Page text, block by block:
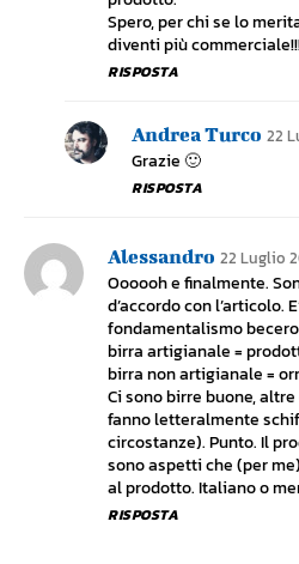
Spero, per chi se lo
diventi più
RISPOSTA
Andrea Turco 22
Grazie 🙂
RISPOSTA
Alessandro 22 Luglio
Oooooh e finalmente.
d’accordo con l’articolo.
fondamentalismo
birra artigianale =
birra non artigianale =
Ci sono birre buone,
fanno letteralmente
circostanze). Punto. Il
sono aspetti che (per
al prodotto. Italiano o
RISPOSTA